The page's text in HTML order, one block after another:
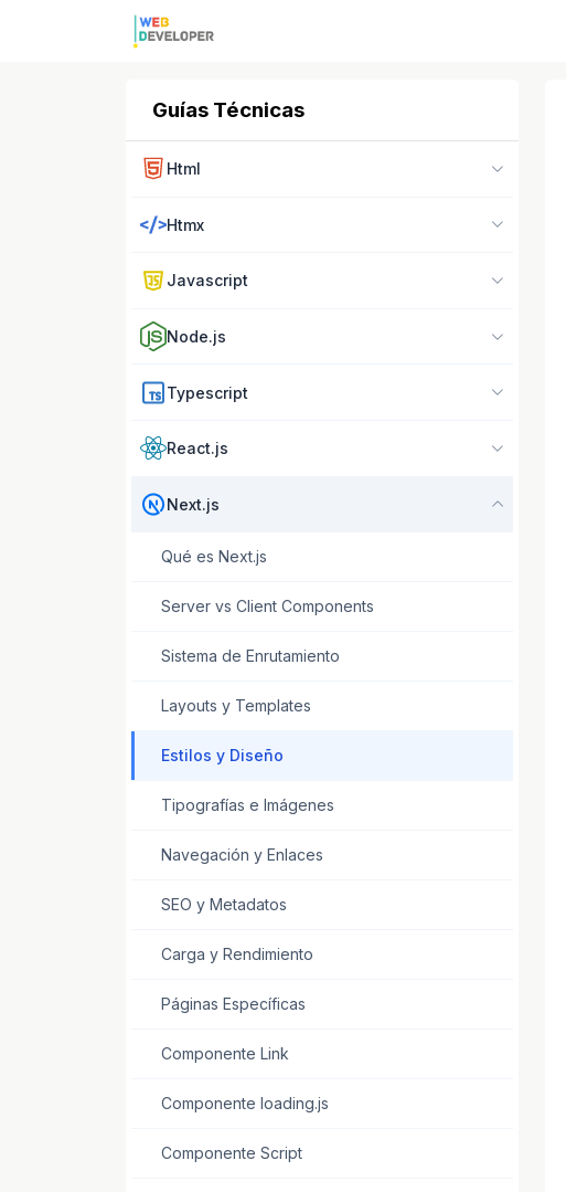
Guías Técnicas
Html
Htmx
Javascript
Node.js
Typescript
React.js
Next.js
Qué es Next.js
Server vs Client Components
Sistema de Enrutamiento
Layouts y Templates
Estilos y Diseño
Tipografías e Imágenes
Navegación y Enlaces
SEO y Metadatos
Carga y Rendimiento
Páginas Específicas
Componente Link
Componente loading.js
Componente Script